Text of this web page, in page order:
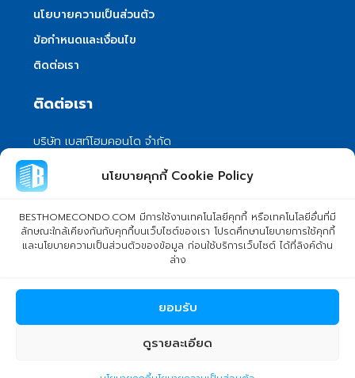
นโยบายคุกกี้ Cookie Policy
BESTHOMECONDO.COM มีการใช้งานเทคโนโลยีคุกกี้ หรือเทคโนโลยีอื่นที่มี
ลักษณะใกล้เคียงกันกับคุกกี้บนเว็บไซต์ของเรา โปรดศึกษานโยบายการใช้คุกกี้
และนโยบายความเป็นส่วนตัวของข้อมูล ก่อนใช้บริการเว็บไซต์ ได้ที่ลิงค์ด้าน
ล่าง
ยอมรับ
ดูรายละเอียด
plusestate1
นโยบายความเป็นส่วนตัว
ข้อกำหนดและเงื่อนไข
ติดต่อเรา
ติดต่อเรา
บริษัท เบสท์โฮมคอนโด จำกัด
101/399 หมู่ 7 แขวงลําผักชี เขตหนองจอก
กรุงเทพมหานคร 10530
info@besthomecondo.com
© Copyright 2024 BESTHOMECONDO CO., LTD. - All rights